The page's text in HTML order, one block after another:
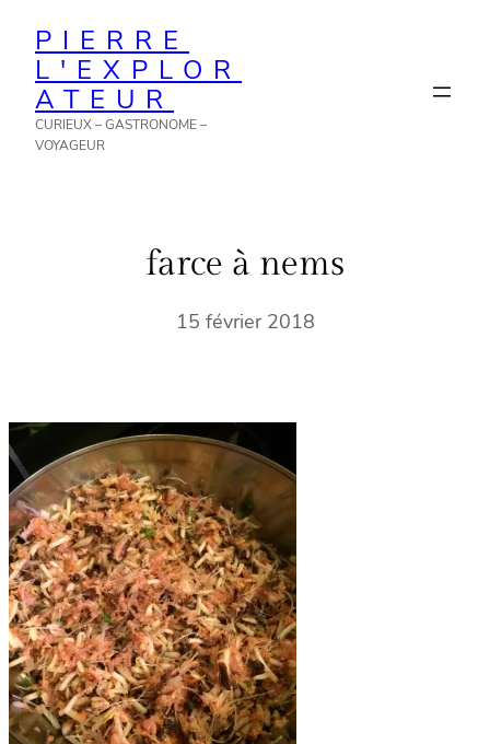
contenu
PIERRE
L'EXPLOR
ATEUR
CURIEUX – GASTRONOME –
VOYAGEUR
farce à nems
15 février 2018